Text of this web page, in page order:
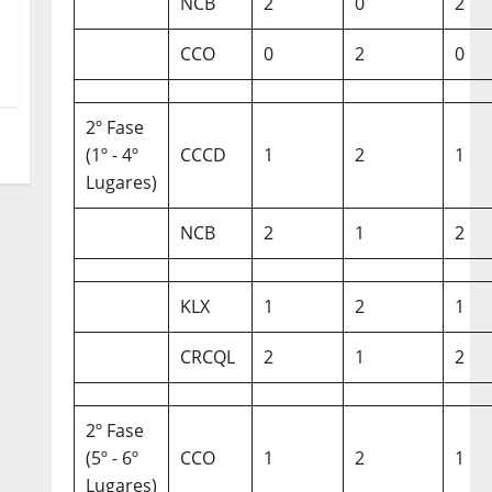
CCO 0 2 0
2º Fase
(1º - 4º
Lugares)
CCCD 1 2 1
NCB 2 1 2
KLX 1 2 1
CRCQL 2 1 2
2º Fase
(5º - 6º
Lugares)
CCO 1 2 1